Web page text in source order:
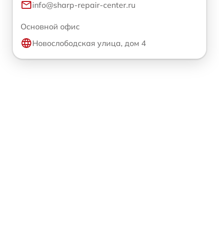
info@sharp-repair-center.ru
Основной офис
Новослободская улица, дом 4